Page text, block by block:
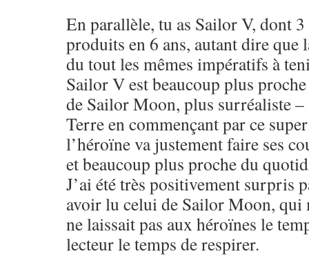
En parallèle, tu as Sailor V, dont
produits en 6 ans, autant dire que
du tout les mêmes impératifs à
Sailor V est beaucoup plus
de Sailor Moon, plus surréaliste
Terre en commençant par ce
l’héroïne va justement faire ses
et beaucoup plus proche du
J’ai été très positivement surpris
avoir lu celui de Sailor Moon, qui
ne laissait pas aux héroïnes le
lecteur le temps de respirer.